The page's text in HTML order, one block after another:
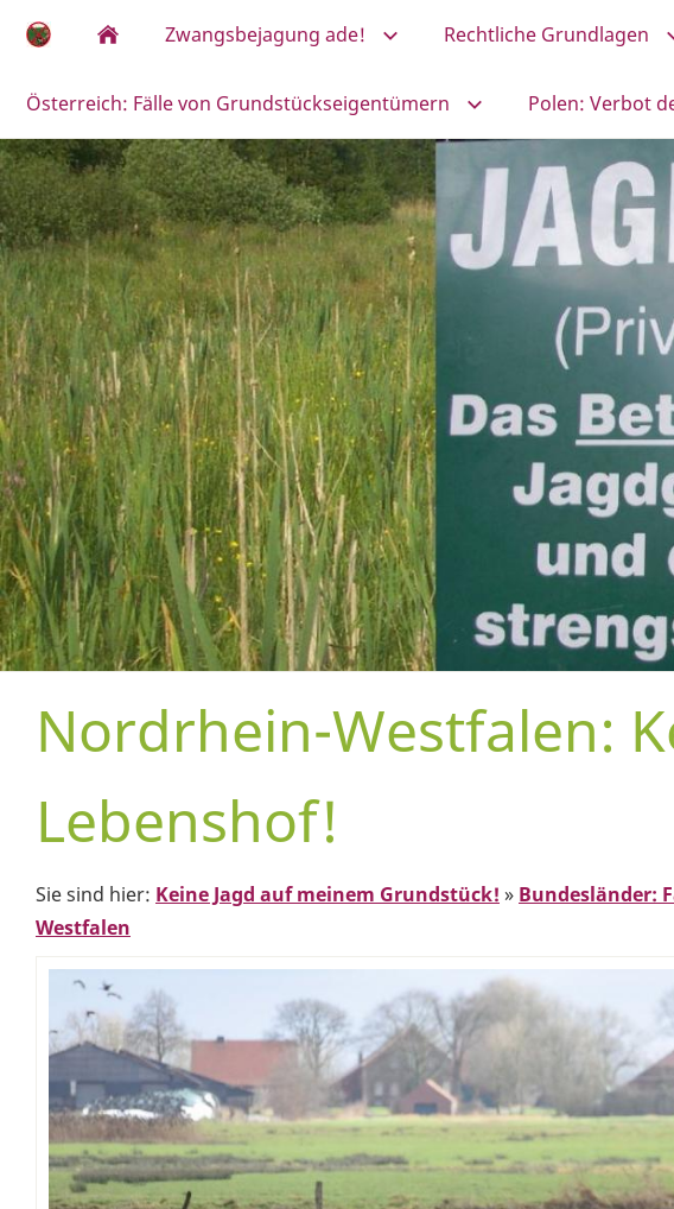
Zwangsbejagung ade! Rechtliche Grundlagen
Österreich: Fälle von Grundstückseigentümern Polen: Verbot
Nordrhein-Westfalen:
Lebenshof!
Sie sind hier: Keine Jagd auf meinem Grundstück! » Bundesländer:
Westfalen